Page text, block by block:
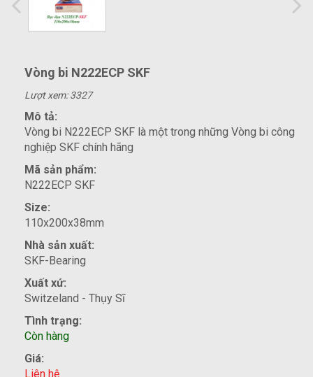
Vòng bi N222ECP SKF
Lượt xem: 3327
Mô tả:
Vòng bi N222ECP SKF là một trong những Vòng bi công
nghiệp SKF chính hãng
Mã sản phẩm:
N222ECP SKF
Size:
110x200x38mm
Nhà sản xuất:
SKF-Bearing
Xuất xứ:
Switzeland - Thụy Sĩ
Tình trạng:
Còn hàng
Giá:
Liên hệ